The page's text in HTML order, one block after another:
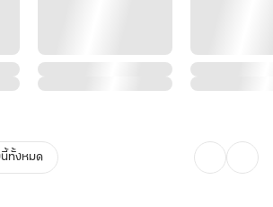
ทั้งหมด